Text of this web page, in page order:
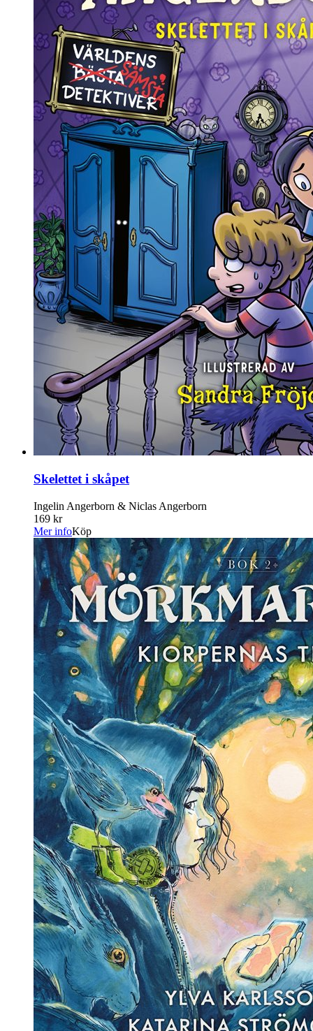
Skelettet i skåpet
Ingelin Angerborn & Niclas Angerborn
169 kr
Mer infoKöp